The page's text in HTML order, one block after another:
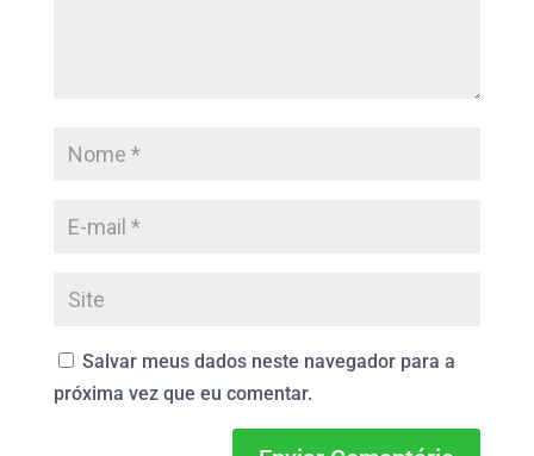
Salvar meus dados neste navegador para a
próxima vez que eu comentar.